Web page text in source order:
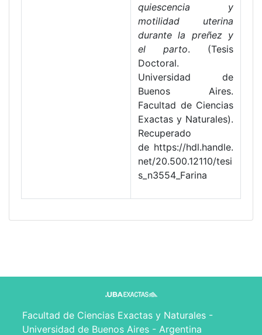
quiescencia y
motilidad uterina
durante la preñez y
el parto. (Tesis
Doctoral.
Universidad de
Buenos Aires.
Facultad de Ciencias
Exactas y Naturales).
Recuperado
de https://hdl.handle.
net/20.500.12110/tesi
s_n3554_Farina
Facultad de Ciencias Exactas y Naturales -
Universidad de Buenos Aires - Argentina